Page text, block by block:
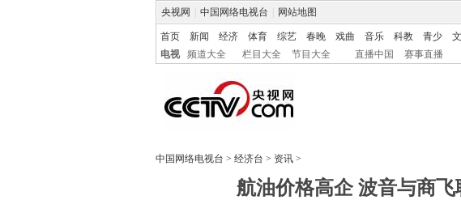
央视网 中国网络电视台 网站地图
首页 新闻 经济 体育 综艺 春晚 戏曲 音乐 科教 青少
电视
频道大全 栏目大全 节目大全 直播中国 赛事直播
中国网络电视台 > 经济台 > 资讯 >
航油价格高企 波音与商